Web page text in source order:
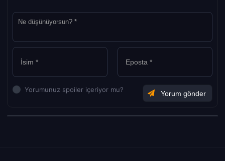
Yorumunuz spoiler içeriyor mu?